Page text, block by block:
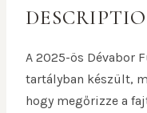
A 2025-ös Dévabor
tartályban készült,
hogy megőrizze a